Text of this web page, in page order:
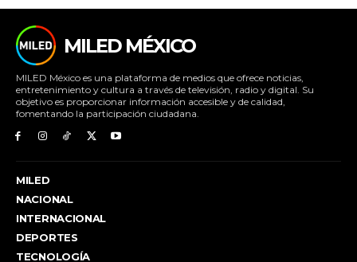
MILED MÉXICO
MILED México es una plataforma de medios que ofrece noticias,
entretenimiento y cultura a través de televisión, radio y digital. Su
objetivo es proporcionar información accesible y de calidad,
fomentando la participación ciudadana.
MILED
NACIONAL
INTERNACIONAL
DEPORTES
TECNOLOGÍA